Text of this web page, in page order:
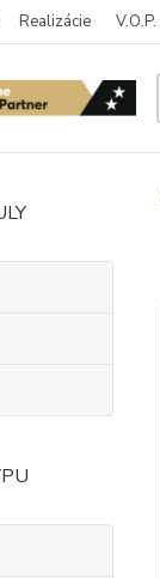
Realizácie V.O.P.